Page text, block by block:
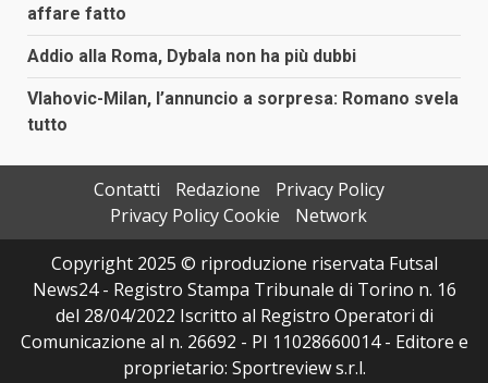
affare fatto
Addio alla Roma, Dybala non ha più dubbi
Vlahovic-Milan, l’annuncio a sorpresa: Romano svela
tutto
Contatti Redazione
Privacy Policy
Privacy Policy Cookie
Network
Copyright 2025 © riproduzione riservata Futsal
News24 - Registro Stampa Tribunale di Torino n. 16
del 28/04/2022 Iscritto al Registro Operatori di
Comunicazione al n. 26692 - PI 11028660014 - Editore e
proprietario: Sportreview s.r.l.